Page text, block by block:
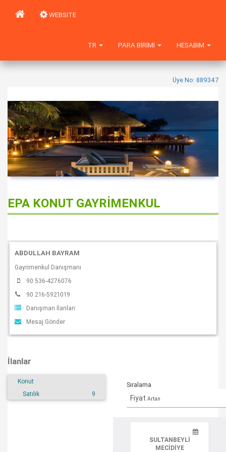
WEBSITE
HESABIM
PARA BIRIMI
TR
Üye No: 889347
EPA KONUT GAYRİMENKUL
ABDULLAH BAYRAM
Gayrimenkul Danışmanı
90 536-4276076
90 216-5921019
Danışman İlanları
Mesaj Gönder
İlanlar
Konut
Satılık
9
Sıralama
Fiyat Artan
SULTANBEYLI
MECIDIYE